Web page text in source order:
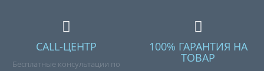
CALL-ЦЕНТР
Бесплатные консультации по
100% ГАРАНТИЯ НА
ТОВАР